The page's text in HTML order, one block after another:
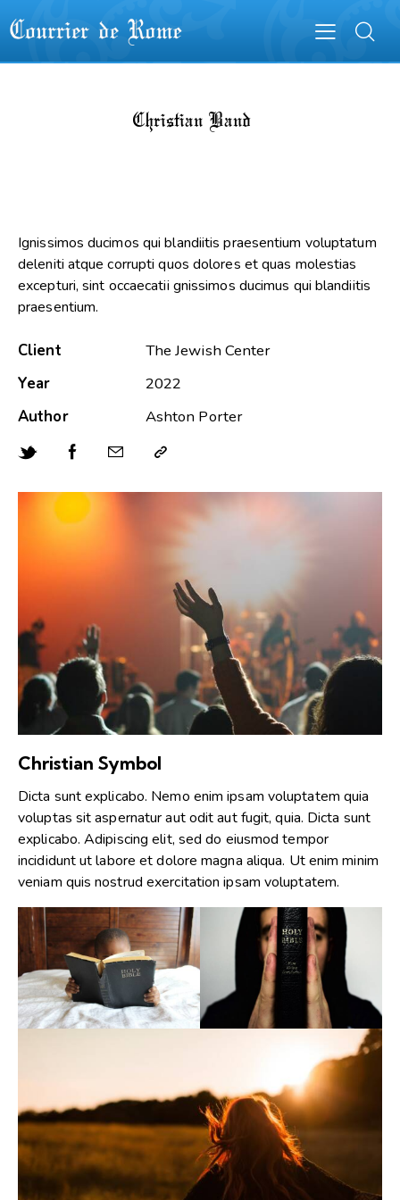
Christian Band
Ignissimos ducimos qui blandiitis praesentium voluptatum
deleniti atque corrupti quos dolores et quas molestias
excepturi, sint occaecatii gnissimos ducimus qui blandiitis
praesentium.
Client
The Jewish Center
Year
2022
Author
Ashton Porter
Christian Symbol
Dicta sunt explicabo. Nemo enim ipsam voluptatem quia
voluptas sit aspernatur aut odit aut fugit, quia. Dicta sunt
explicabo. Adipiscing elit, sed do eiusmod tempor
incididunt ut labore et dolore magna aliqua. Ut enim minim
veniam quis nostrud exercitation ipsam voluptatem.